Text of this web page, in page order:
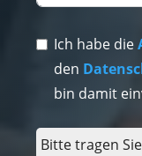
Ich habe die
den
bin damit
Bitte tragen